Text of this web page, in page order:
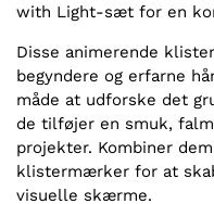
with Light-sæt for en
Disse animerende
begyndere og erfarne
måde at udforske det
de tilføjer en smuk,
projekter. Kombiner
klistermærker for at
visuelle skærme.